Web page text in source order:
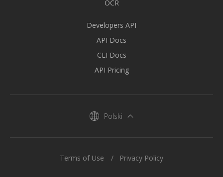
OCR
Developers API
API Docs
CLI Docs
API Pricing
Polski
Terms of Use Privacy Policy